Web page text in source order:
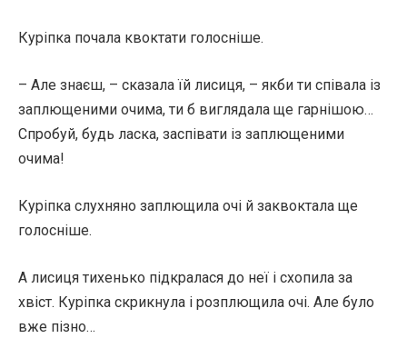
Куріпка почала квоктати голосніше.
– Але знаєш, – сказала їй лисиця, – якби ти співала із
заплющеними очима, ти б виглядала ще гарнішою…
Спробуй, будь ласка, заспівати із заплющеними
очима!
Куріпка слухняно заплющила очі й заквоктала ще
голосніше.
А лисиця тихенько підкралася до неї і схопила за
хвіст. Куріпка скрикнула і розплющила очі. Але було
вже пізно…